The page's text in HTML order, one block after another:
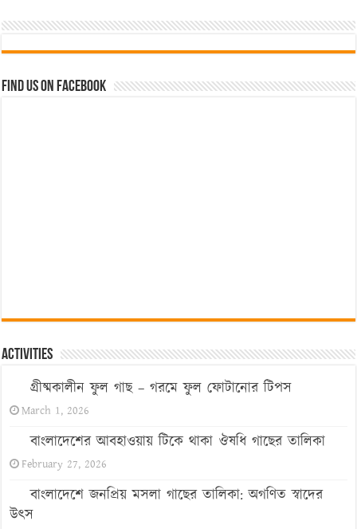
Find us on Facebook
Activities
গ্রীষ্মকালীন ফুল গাছ – গরমে ফুল ফোটানোর টিপস
March 1, 2026
বাংলাদেশের আবহাওয়ায় টিকে থাকা ঔষধি গাছের তালিকা
February 27, 2026
বাংলাদেশে জনপ্রিয় মসলা গাছের তালিকা: অগণিত স্বাদের
উৎস